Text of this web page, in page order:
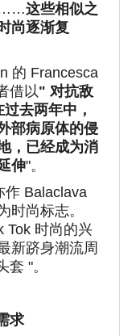
……这些相似之
尚逐渐复
的 Francesca
借以" 对抗敌
去两年中，
部病原体的侵
，已经成为消
伸"。
作 Balaclava
时尚标志。
Tok 时尚的兴
新跻身潮流周
"。
求